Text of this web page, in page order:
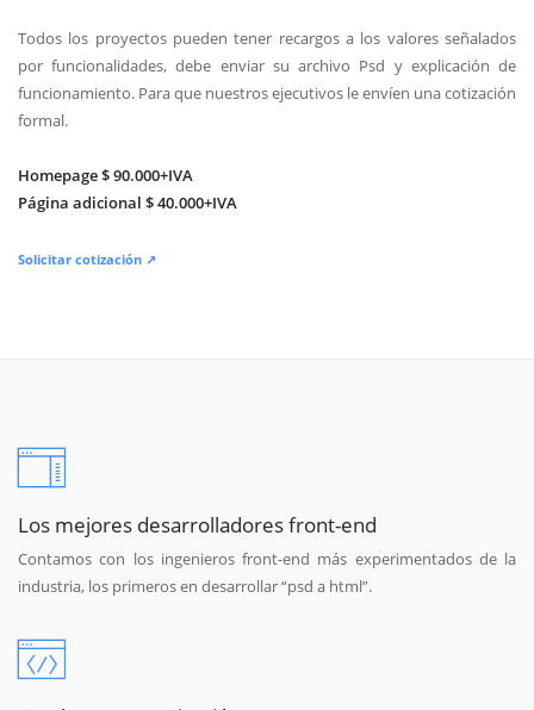
Todos los proyectos pueden tener recargos a los valores señalados
por funcionalidades, debe enviar su archivo Psd y explicación de
funcionamiento. Para que nuestros ejecutivos le envíen una cotización
formal.
Homepage $ 90.000+IVA
Página adicional $ 40.000+IVA
Solicitar cotización ↗
Los mejores desarrolladores front-end
Contamos con los ingenieros front-end más experimentados de la
industria, los primeros en desarrollar “psd a html”.